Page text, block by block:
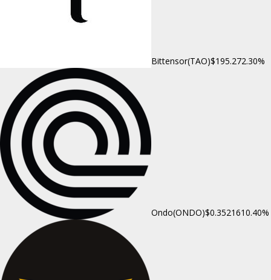
Bittensor(TAO)$195.272.30%
Ondo(ONDO)$0.3521610.40%